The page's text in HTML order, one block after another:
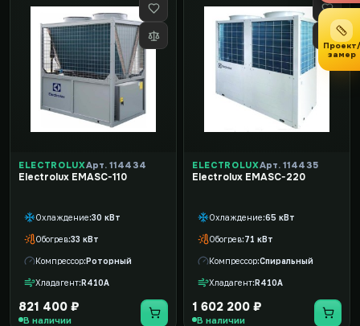
ELECTROLUXАрт. 114434
Electrolux EMASC-110
Охлаждение 30 кВт
Обогрев 33 кВт
Компрессор Роторный
Хладагент R410A
821 400 ₽
В наличии
ELECTROLUXАрт. 114435
Electrolux EMASC-220
Охлаждение 65 кВт
Обогрев 71 кВт
Компрессор Спиральный
Хладагент R410A
1 602 200 ₽
В наличии
Проект/
замер